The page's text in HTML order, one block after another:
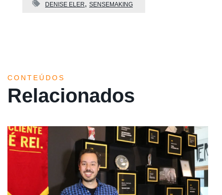
DENISE ELER SENSEMAKING
CONTEÚDOS
Relacionados